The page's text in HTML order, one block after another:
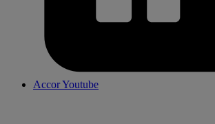
Accor Youtube